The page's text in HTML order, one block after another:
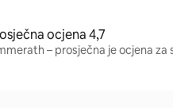
ocjena 4,7
– prosječna je ocjena za